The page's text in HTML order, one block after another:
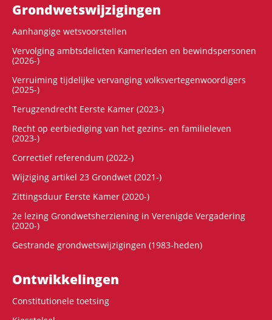
Grondwets­wijzigingen
Aanhangige wetsvoorstellen
Vervolging ambtsdelicten Kamerleden en bewindspersonen
(2026-)
Verruiming tijdelijke vervanging volksvertegenwoordigers
(2025-)
Terugzendrecht Eerste Kamer (2023-)
Recht op eerbiediging van het gezins- en familieleven
(2023-)
Correctief referendum (2022-)
Wijziging artikel 23 Grondwet (2021-)
Zittingsduur Eerste Kamer (2020-)
2e lezing Grondwetsherziening in Verenigde Vergadering
(2020-)
Gestrande grondwetswijzigingen (1983-heden)
Ontwikke­lingen
Constitutionele toetsing